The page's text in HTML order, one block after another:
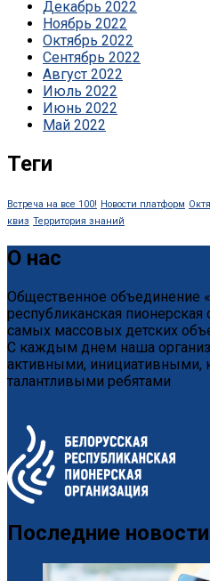
Декабрь 2022
Ноябрь 2022
Октябрь 2022
Сентябрь 2022
Август 2022
Июль 2022
Июнь 2022
Май 2022
Теги
Встреча на все 100! Новости платформ
квиз Территория знаний
О нас
Общественное объединение
республиканская пионерская
самых массовых детских
С каждым днем наша
активными, инициативными,
талантливыми ребятами
Последние новости